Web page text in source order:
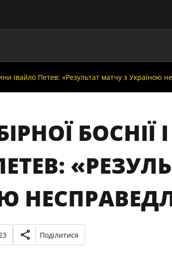
Івайло Петев: «Результат матчу з Україною
Поділитися